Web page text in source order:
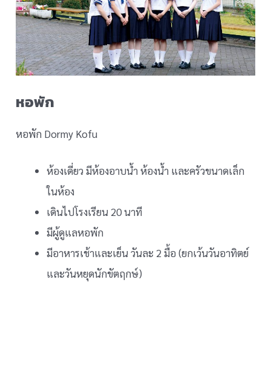
หอพัก
หอพัก Dormy Kofu
ห้องเดี่ยว มีห้องอาบน้ำ ห้องน้ำ และครัวขนาดเล็ก
ในห้อง
เดินไปโรงเรียน 20 นาที
มีผู้ดูแลหอพัก
มีอาหารเช้าและเย็น วันละ 2 มื้อ (ยกเว้นวันอาทิตย์
และวันหยุดนักขัตฤกษ์)